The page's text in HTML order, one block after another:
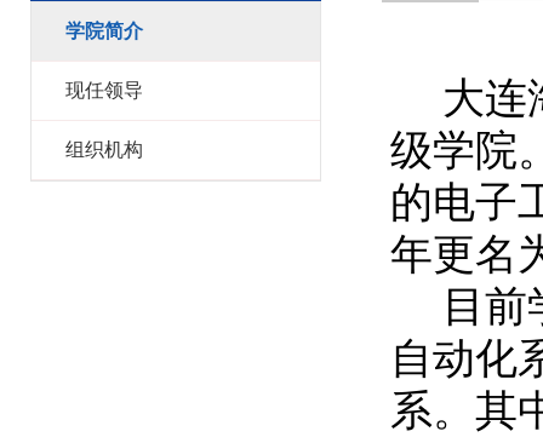
学院简介
现任领导
组织机构
大连
级学院
的电子
年更名
目
自动化
系。其